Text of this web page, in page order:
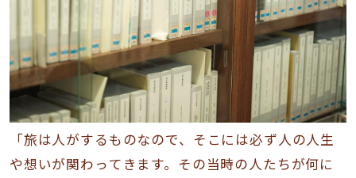
「旅は人がするものなので、そこには必ず人の人生
や想いが関わってきます。その当時の人たちが何に